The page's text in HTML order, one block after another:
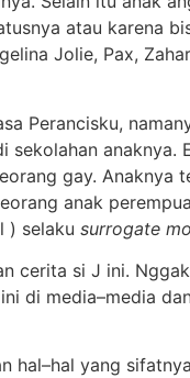
atau karena
Jolie, Pax,
Perancisku,
anaknya.
gay. Anaknya
anak
) selaku surrogate
cerita si J ini.
di media–media
hal–hal yang